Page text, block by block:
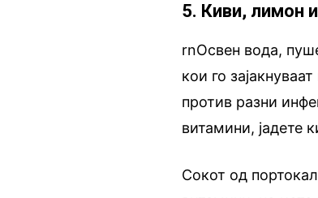
5. Киви, лимон
rnОсвен вода,
кои го
против разни
витамини, јадете
Сокот од